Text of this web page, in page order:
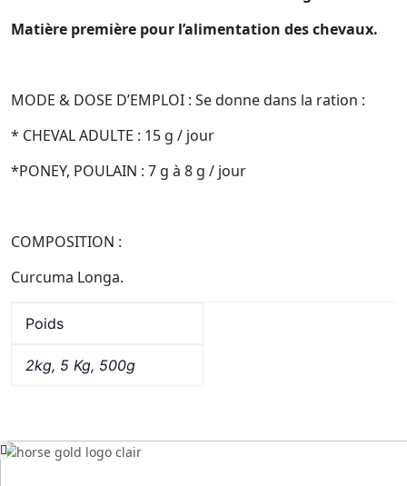
Matière première pour l’alimentation des chevaux.
MODE & DOSE D’EMPLOI : Se donne dans la ration :
* CHEVAL ADULTE : 15 g / jour
*PONEY, POULAIN : 7 g à 8 g / jour
COMPOSITION :
Curcuma Longa.
Poids
2kg, 5 Kg, 500g